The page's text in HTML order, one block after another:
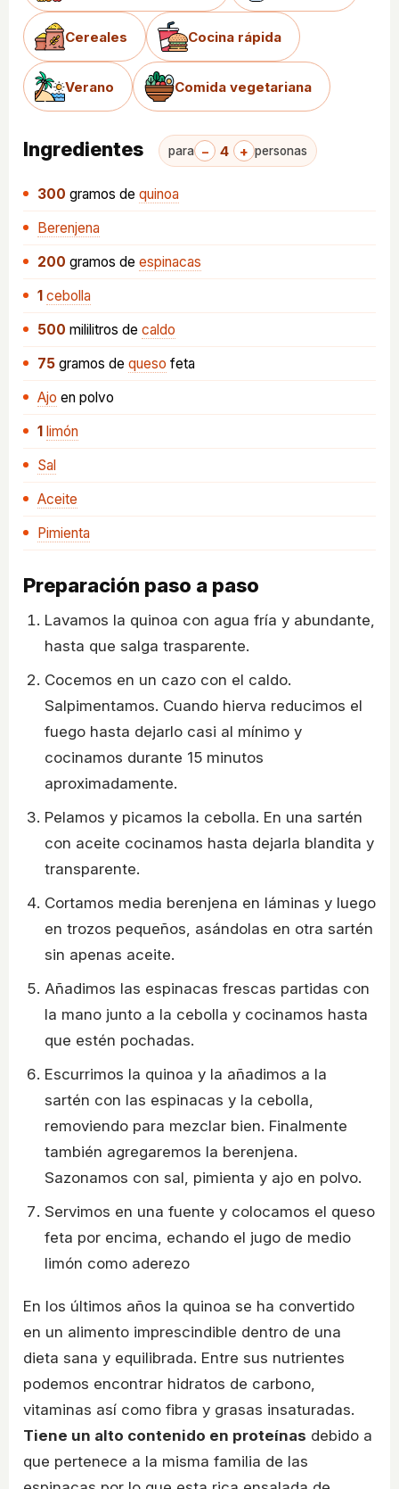
Cereales Cocina rápida
Verano Comida vegetariana
Ingredientes para − 4 + personas
300 gramos de quinoa
Berenjena
200 gramos de espinacas
1 cebolla
500 mililitros de caldo
75 gramos de queso feta
Ajo en polvo
1 limón
Sal
Aceite
Pimienta
Preparación paso a paso
Lavamos la quinoa con agua fría y abundante,
hasta que salga trasparente.
Cocemos en un cazo con el caldo.
Salpimentamos. Cuando hierva reducimos el
fuego hasta dejarlo casi al mínimo y
cocinamos durante 15 minutos
aproximadamente.
Pelamos y picamos la cebolla. En una sartén
con aceite cocinamos hasta dejarla blandita y
transparente.
Cortamos media berenjena en láminas y luego
en trozos pequeños, asándolas en otra sartén
sin apenas aceite.
Añadimos las espinacas frescas partidas con
la mano junto a la cebolla y cocinamos hasta
que estén pochadas.
Escurrimos la quinoa y la añadimos a la
sartén con las espinacas y la cebolla,
removiendo para mezclar bien. Finalmente
también agregaremos la berenjena.
Sazonamos con sal, pimienta y ajo en polvo.
Servimos en una fuente y colocamos el queso
feta por encima, echando el jugo de medio
limón como aderezo
En los últimos años la quinoa se ha convertido
en un alimento imprescindible dentro de una
dieta sana y equilibrada. Entre sus nutrientes
podemos encontrar hidratos de carbono,
vitaminas así como fibra y grasas insaturadas.
Tiene un alto contenido en proteínas debido a
que pertenece a la misma familia de las